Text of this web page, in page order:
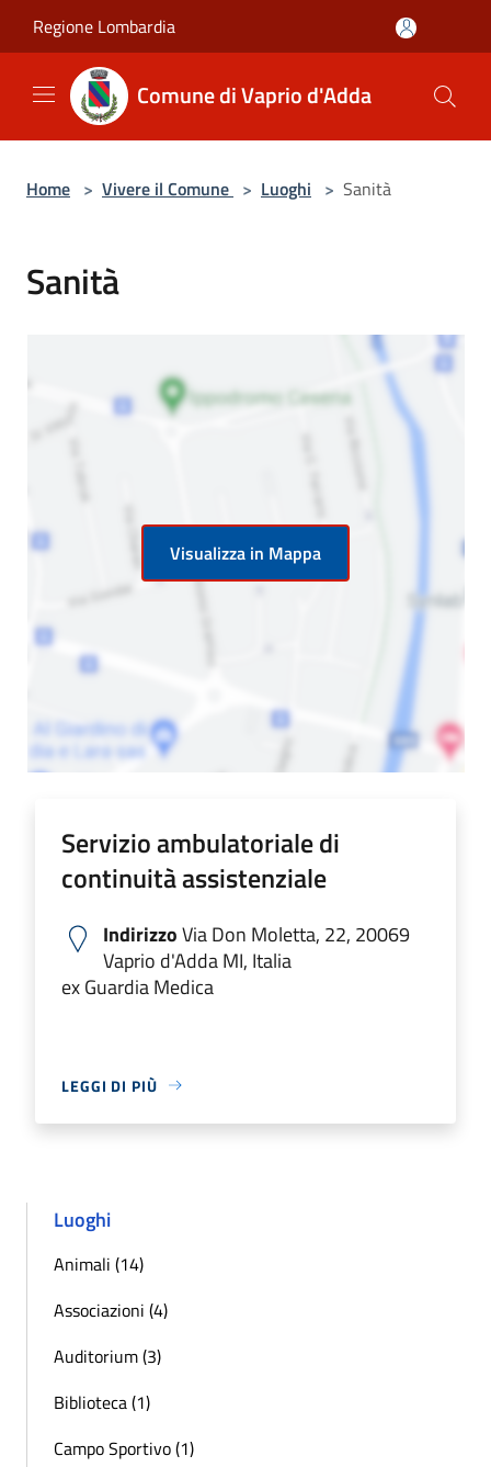
Regione Lombardia
Comune di Vaprio d'Adda
Home > Vivere il Comune > Luoghi > Sanità
Sanità
Visualizza in Mappa
Servizio ambulatoriale di
continuità assistenziale
IndirizzoVia Don Moletta, 22, 20069
Vaprio d'Adda MI, Italia
ex Guardia Medica
LEGGI DI PIÙ
Luoghi
Animali (14)
Associazioni (4)
Auditorium (3)
Biblioteca (1)
Campo Sportivo (1)